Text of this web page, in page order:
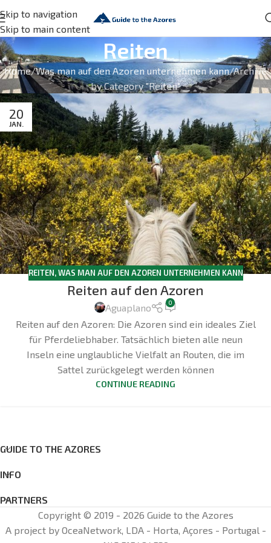
Skip to navigation
Skip to main content
Reiten
Home Was man auf den Azoren unternehmen kann Archive
by Category "Reiten"
20
JAN.
REITEN,WAS MAN AUF DEN AZOREN UNTERNEHMEN KANN
Reiten auf den Azoren
Aguaplano 0
Reiten auf den Azoren: Die Azoren sind ein ideales Ziel
für Pferdeliebhaber. Tatsächlich bieten alle neun
Inseln eine unglaubliche Vielfalt an Routen, die im
Sattel zurückgelegt werden können
CONTINUE READING
GUIDE TO THE AZORES
INFO
PARTNERS
Copyright © 2019 - 2026 Guide to the Azores
A project by OceaNetwork, LDA - Horta, Açores - Portugal -